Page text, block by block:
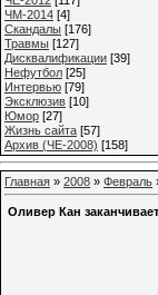
ЧМ-2014 [4]
Cкандалы [176]
Травмы [127]
Дисквалификации [39]
Нефутбол [25]
Интервью [79]
Эксклюзив [10]
Юмор [27]
Жизнь сайта [57]
Архив (ЧЕ-2008) [158]
Главная » 2008 » Февраль
Оливер Кан